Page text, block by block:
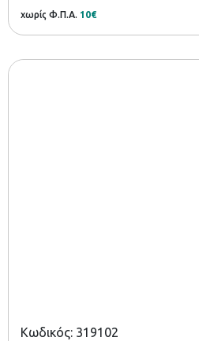
χωρίς Φ.Π.Α. 10€
Κωδικός: 319102